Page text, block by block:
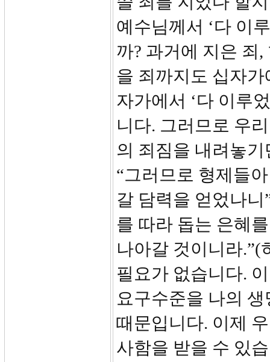
예수님께서 ‘다 이
까? 과거에 지은 죄
을 죄까지도 십자
자가에서 ‘다 이루
니다. 그러므로 우
의 죄짐을 내려놓
“그러므로 형제들
갈 담력을 얻었나
를 따라 돕는 은혜
나아갈 것이니라.”(
필요가 없습니다.
요구수준을 나의
때문입니다. 이제
사함을 받을 수 있